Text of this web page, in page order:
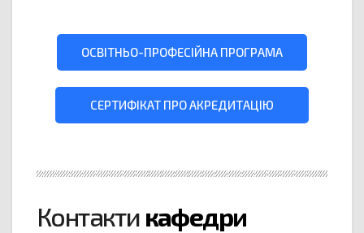
ОСВІТНЬО-ПРОФЕСІЙНА ПРОГРАМА
СЕРТИФІКАТ ПРО АКРЕДИТАЦІЮ
Контакти кафедри